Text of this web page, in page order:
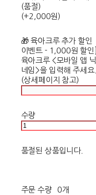
(품절)
(+2,000원)
🎁 육아크루 추가 할인
이벤트 - 1,000원 할인]
육아크루 <모바일 앱 닉
네임>을 입력해 주세요.
(상세페이지 참고)
수량
품절된 상품입니다.
주문 수량
0개